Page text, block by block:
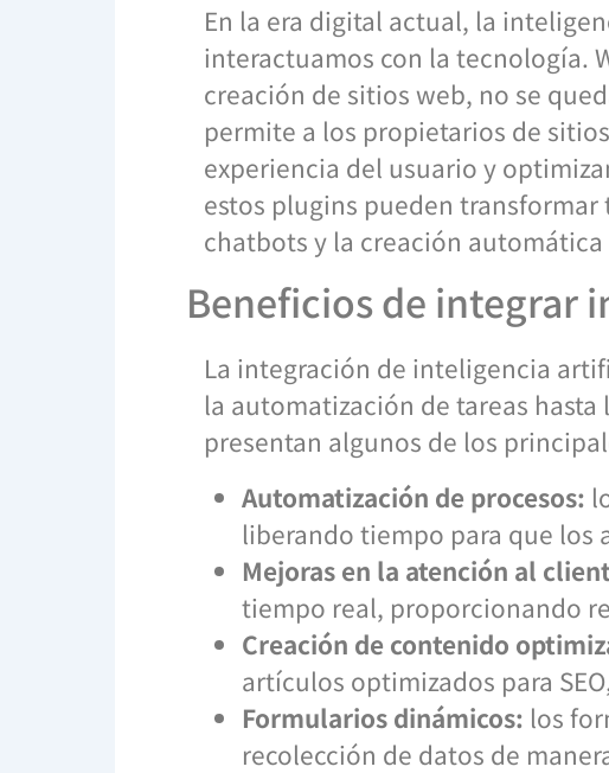
En la era digital actual, la
interactuamos con la tecnología.
creación de sitios web, no se
permite a los propietarios de
experiencia del usuario y
estos plugins pueden
chatbots y la creación automática
Beneficios de integrar
La integración de inteligencia
la automatización de tareas
presentan algunos de los
Automatización de procesos:
liberando tiempo para que los
Mejoras en la atención al
tiempo real, proporcionando
Creación de contenido
artículos optimizados para
Formularios dinámicos: los
recolección de datos de